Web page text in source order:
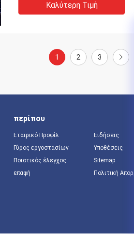
Καλύτερη Τιμή
1 2 3
περίπου
Εταιρικό Προφίλ
Γύρος εργοστασίων
Ποιοτικός έλεγχος
επαφή
Ειδήσεις
Υποθέσεις
Sitemap
Πολιτική